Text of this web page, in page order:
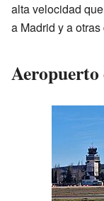
alta velocidad
a Madrid y a